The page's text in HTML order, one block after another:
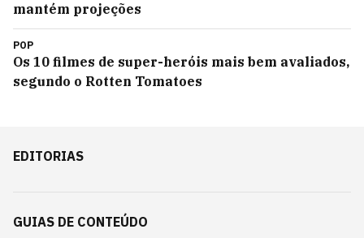
mantém projeções
POP
Os 10 filmes de super-heróis mais bem avaliados,
segundo o Rotten Tomatoes
EDITORIAS
GUIAS DE CONTEÚDO